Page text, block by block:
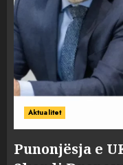
Aktualitet
Punonjësja e